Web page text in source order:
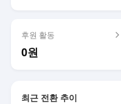
후원 활동
0원
최근 전환 추이